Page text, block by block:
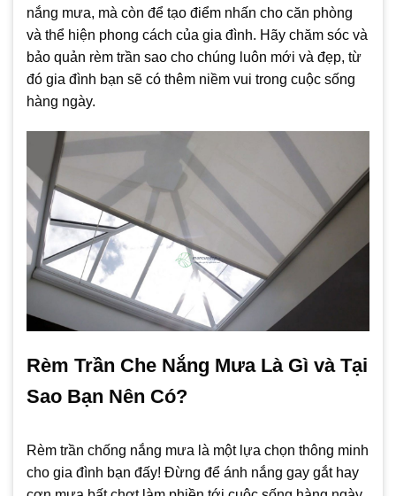
nắng mưa, mà còn để tạo điểm nhấn cho căn phòng
và thể hiện phong cách của gia đình. Hãy chăm sóc và
bảo quản rèm trần sao cho chúng luôn mới và đẹp, từ
đó gia đình bạn sẽ có thêm niềm vui trong cuộc sống
hàng ngày.
Rèm Trần Che Nắng Mưa Là Gì và Tại
Sao Bạn Nên Có?
Rèm trần chống nắng mưa là một lựa chọn thông minh
cho gia đình bạn đấy! Đừng để ánh nắng gay gắt hay